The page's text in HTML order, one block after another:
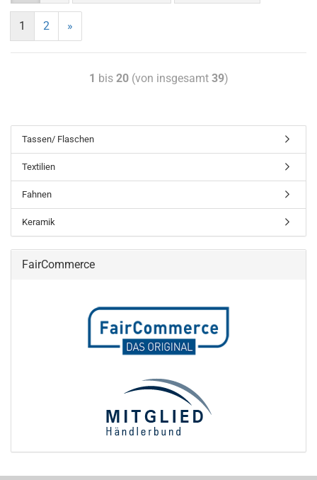
1 2 »
1 bis 20(von insgesamt 39)
Tassen/ Flaschen
Textilien
Fahnen
Keramik
FairCommerce